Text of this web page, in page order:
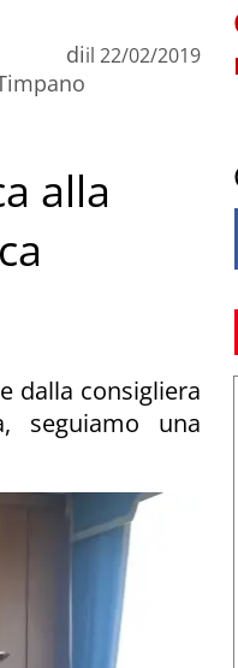
diil 22/02/2019
alla
dalla consigliera
seguiamo una